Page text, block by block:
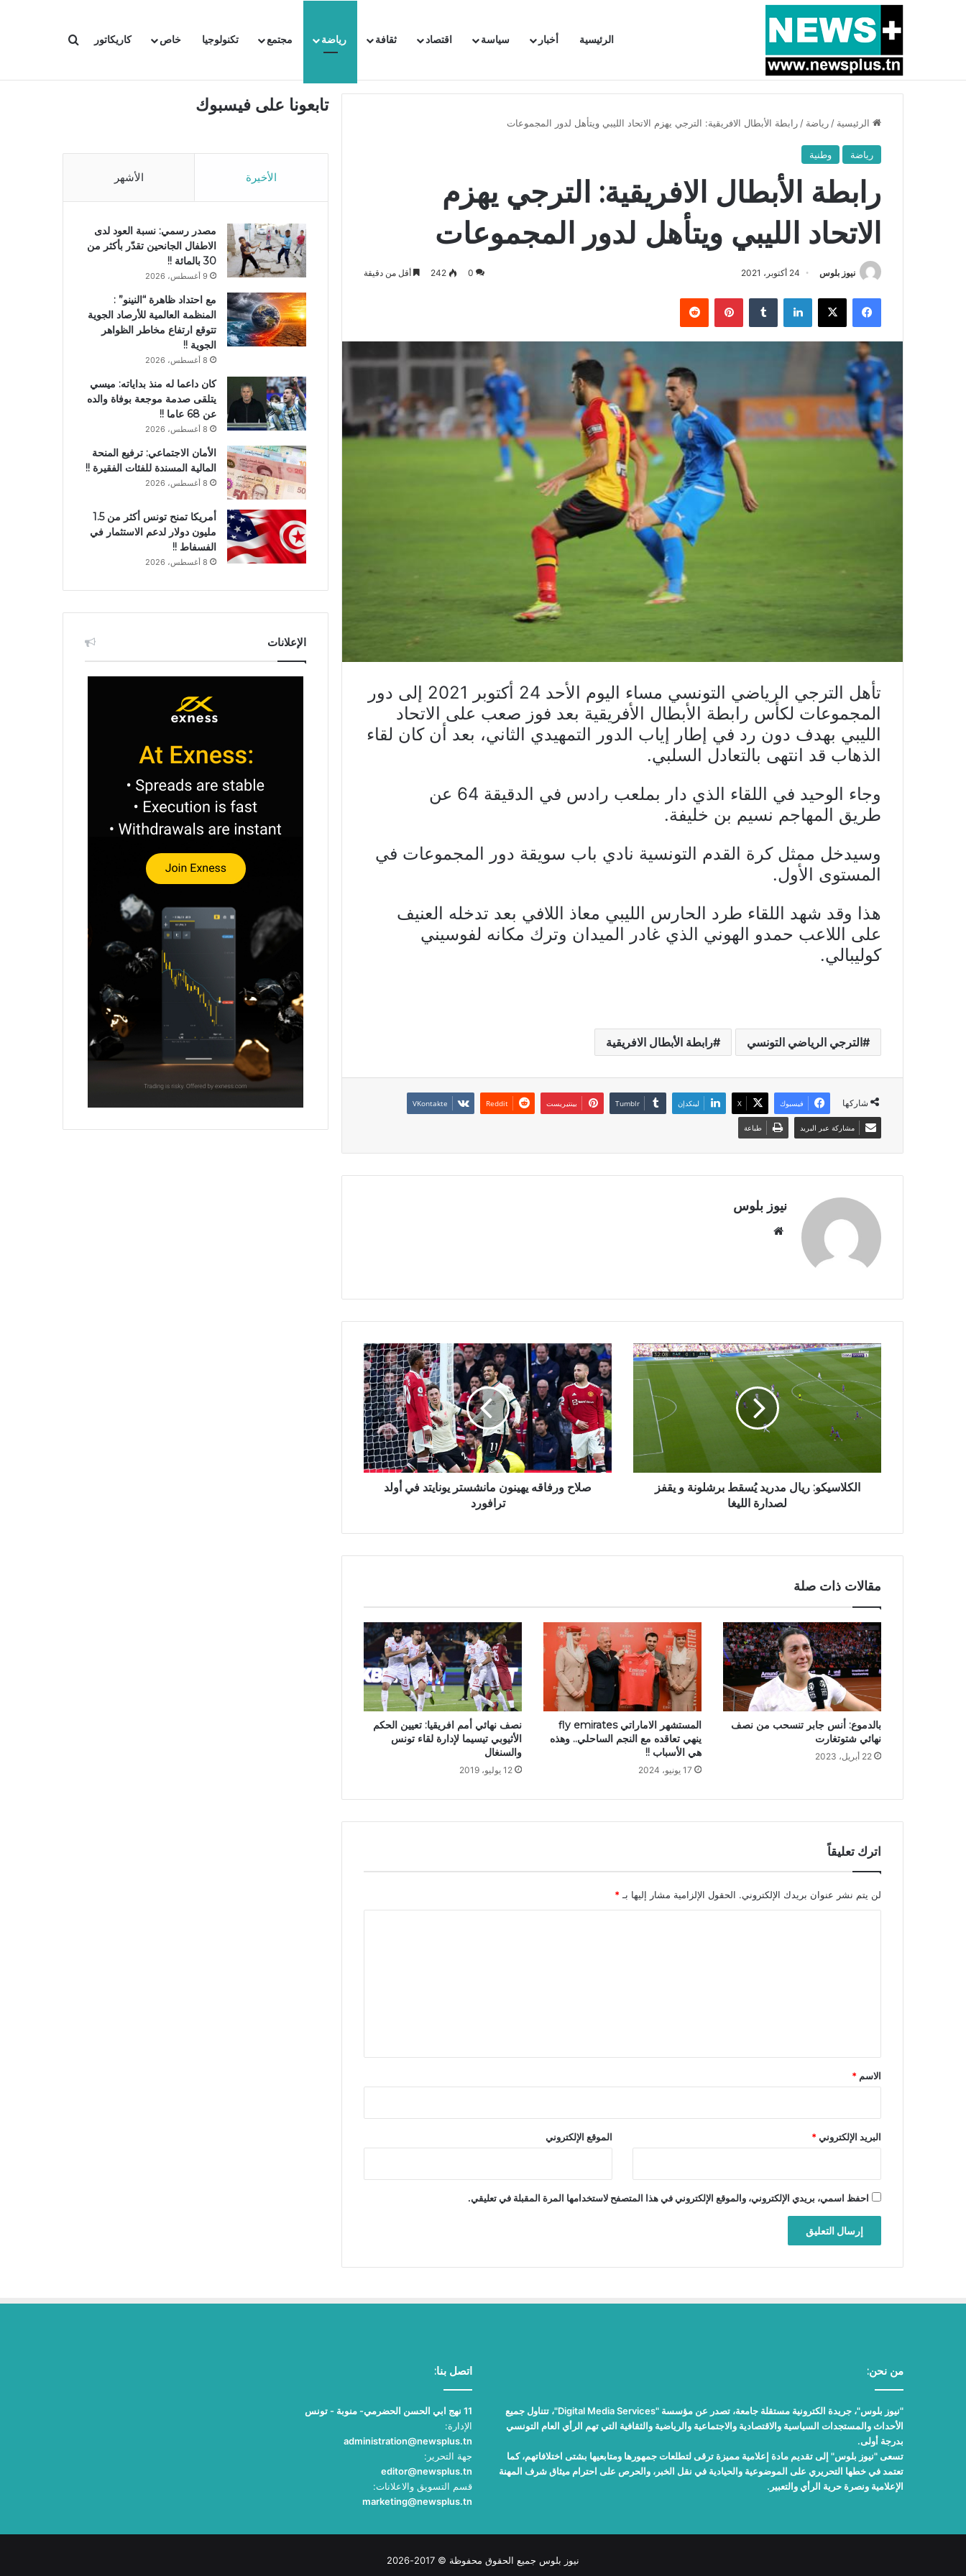
الرئيسية أخبار سياسة اقتصاد ثقافة رياضة مجتمع تكنولوجيا خاص كاريكاتور بحث عن
أخبار عاجلة بسبب المرزوقي وبتكليف من سعيّد: الخارجية تستدعي السفيرة الفرنسية بتونس وتبلغها احتجاجا شديد اللهجة !!
الرئيسية / رياضة / رابطة الأبطال الافريقية: الترجي يهزم الاتحاد الليبي ويتأهل لدور المجموعات
رياضة وطنية
رابطة الأبطال الافريقية: الترجي يهزم
الاتحاد الليبي ويتأهل لدور المجموعات
نيوز بلوس 24 أكتوبر، 2021 0
242 أقل من دقيقة
فيسبوك X لينكدإن بينتيريست
تأهل الترجي الرياضي التونسي مساء اليوم الأحد 24 أكتوبر 2021 إلى دور
المجموعات لكأس رابطة الأبطال الأفريقية بعد فوز صعب على الاتحاد
الليبي بهدف دون رد في إطار إياب الدور التمهيدي الثاني، بعد أن كان لقاء
الذهاب قد انتهى بالتعادل السلبي.
وجاء الوحيد في اللقاء الذي دار بملعب رادس في الدقيقة 64 عن
طريق المهاجم نسيم بن خليفة.
وسيدخل ممثل كرة القدم التونسية نادي باب سويقة دور المجموعات في
المستوى الأول.
هذا وقد شهد اللقاء طرد الحارس الليبي معاذ اللافي بعد تدخله العنيف
على اللاعب حمدو الهوني الذي غادر الميدان وترك مكانه لفوسيني
كوليبالي.
الترجي الرياضي التونسي رابطة الأبطال الافريقية
شاركها فيسبوك X لينكدإن بينتيريست
مشاركة عبر البريد طباعة
نيوز بلوس
الكلاسيكو: ريال مدريد يُسقط برشلونة و يقفز
لصدارة الليغا
صلاح ورفاقه يهينون مانشستر يونايتد في أولد
ترافورد
مقالات ذات صلة
بالدموع: أنس جابر تنسحب من نصف
نهائي شتوتغارت
22 أبريل، 2023
المستشهر الاماراتي fly emirates
ينهي تعاقده مع النجم الساحلي.. وهذه
هي الأسباب !!
17 يونيو، 2024
نصف نهائي أمم افريقيا: تعيين الحكم
الأثيوبي تيسيما لإدارة لقاء تونس
والسنغال
12 يوليو، 2019
اترك تعليقاً
لن يتم نشر عنوان بريدك الإلكتروني. الحقول الإلزامية مشار إليها بـ*
*
الاسم *
البريد الإلكتروني* الموقع الإلكتروني
احفظ اسمي، بريدي الإلكتروني، والموقع الإلكتروني في هذا المتصفح لاستخدامها المرة المقبلة في تعليقي.
تابعونا على فيسبوك
الأخيرة الأشهر
مصدر رسمي: نسبة العود لدى
الاطفال الجانحين تقدّر بأكثر من
30 بالمائة !!
9 أغسطس، 2026
مع احتداد ظاهرة “النينو” :
المنظمة العالمية للأرصاد الجوية
تتوقع ارتفاع مخاطر الظواهر
الجوية !!
8 أغسطس، 2026
كان داعما له منذ بداياته: ميسي
يتلقى صدمة موجعة بوفاة والده
عن 68 عاما !!
8 أغسطس، 2026
الأمان الاجتماعي: ترفيع المنحة
المالية المسندة للفئات الفقيرة !!
8 أغسطس، 2026
أمريكا تمنح تونس أكثر من 1.5
مليون دولار لدعم الاستثمار في
الفسفاط !!
8 أغسطس، 2026
الإعلانات
من نحن:
"نيوز بلوس"، جريدة الكترونية مستقلة جامعة، تصدر عن مؤسسة "Digital Media Services"، تتناول جميع
الأحداث والمستجدات السياسية والاقتصادية والاجتماعية والرياضية والثقافية التي تهم الرأي العام التونسي
بدرجة أولى.
تسعى "نيوز بلوس" إلى تقديم مادة إعلامية مميزة ترقى لتطلعات جمهورها ومتابعيها بشتى اختلافاتهم، كما
تعتمد في خطها التحريري على الموضوعية والحيادية في نقل الخبر، والحرص على احترام ميثاق شرف المهنة
الإعلامية ونصرة حرية الرأي والتعبير.
اتصل بنا:
11 نهج ابي الحسن الحضرمي- منوبة - تونس
الإدارة:
administration@newsplus.tn
جهة التحرير:
editor@newsplus.tn
قسم التسويق والاعلانات:
marketing@newsplus.tn
نيوز بلوس جميع الحقوق محفوظة © 2017-2026